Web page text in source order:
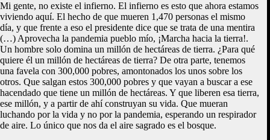
Mi gente, no existe el infierno. El infierno es esto que ahora estamos
viviendo aquí. El hecho de que mueren 1,470 personas el mismo
día, y que frente a eso el presidente dice que se trata de una mentira
(…) Aprovecha la pandemia pueblo mío, ¡Marcha hacia la tierra!.
Un hombre solo domina un millón de hectáreas de tierra. ¿Para qué
quiere él un millón de hectáreas de tierra? De otra parte, tenemos
una favela con 300,000 pobres, amontonados los unos sobre los
otros. Que salgan estos 300,000 pobres y que vayan a buscar a ese
hacendado que tiene un millón de hectáreas. Y que liberen esa tierra,
ese millón, y a partir de ahí construyan su vida. Que mueran
luchando por la vida y no por la pandemia, esperando un respirador
de aire. Lo único que nos da el aire sagrado es el bosque.